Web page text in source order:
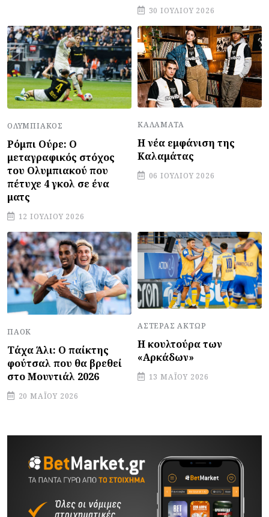
30 ΙΟΥΛΊΟΥ 2026
ΟΛΥΜΠΙΑΚΌΣ
Ρόμπι Ούρε: Ο
μεταγραφικός στόχος
του Ολυμπιακού που
πέτυχε 4 γκολ σε ένα
ματς
12 ΙΟΥΛΊΟΥ 2026
ΚΑΛΑΜΆΤΑ
Η νέα εμφάνιση της
Καλαμάτας
06 ΙΟΥΛΊΟΥ 2026
ΠΑΟΚ
Τάχα Άλι: Ο παίκτης
φούτσαλ που θα βρεθεί
στο Μουντιάλ 2026
20 ΜΑΪ́ΟΥ 2026
ΑΣΤΈΡΑΣ ΆΚΤΩΡ
Η κουλτούρα των
«Αρκάδων»
13 ΜΑΪ́ΟΥ 2026